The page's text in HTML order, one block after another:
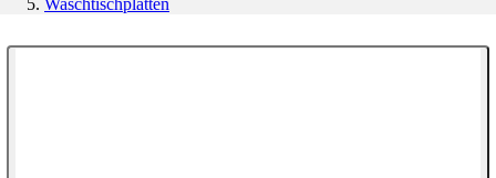
Waschtischplatten